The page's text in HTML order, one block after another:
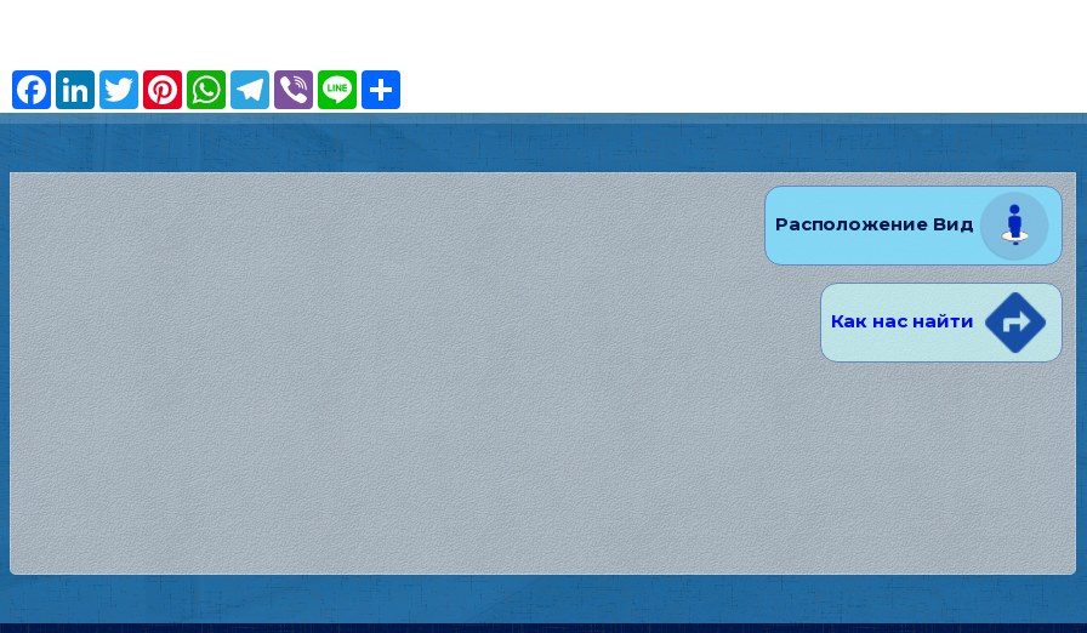
Расположение Вид
Как нас найти
Facebook
LinkedInTwitterPinterestWhatsAppTelegram
Viber Line Share